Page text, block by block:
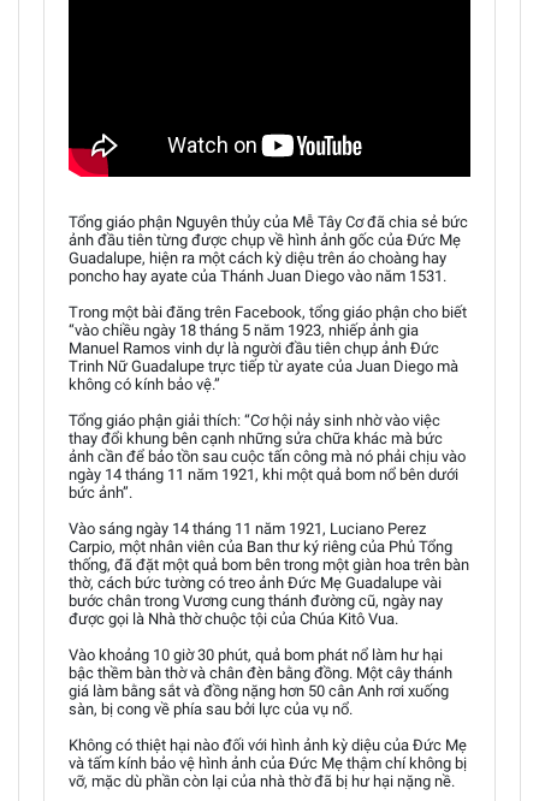
Tổng giáo phận Nguyên thủy của Mễ Tây Cơ đã chia sẻ bức
ảnh đầu tiên từng được chụp về hình ảnh gốc của Đức Mẹ
Guadalupe, hiện ra một cách kỳ diệu trên áo choàng hay
poncho hay ayate của Thánh Juan Diego vào năm 1531.
Trong một bài đăng trên Facebook, tổng giáo phận cho biết
“vào chiều ngày 18 tháng 5 năm 1923, nhiếp ảnh gia
Manuel Ramos vinh dự là người đầu tiên chụp ảnh Đức
Trinh Nữ Guadalupe trực tiếp từ ayate của Juan Diego mà
không có kính bảo vệ.”
Tổng giáo phận giải thích: “Cơ hội nảy sinh nhờ vào việc
thay đổi khung bên cạnh những sửa chữa khác mà bức
ảnh cần để bảo tồn sau cuộc tấn công mà nó phải chịu vào
ngày 14 tháng 11 năm 1921, khi một quả bom nổ bên dưới
bức ảnh”.
Vào sáng ngày 14 tháng 11 năm 1921, Luciano Perez
Carpio, một nhân viên của Ban thư ký riêng của Phủ Tổng
thống, đã đặt một quả bom bên trong một giàn hoa trên bàn
thờ, cách bức tường có treo ảnh Đức Mẹ Guadalupe vài
bước chân trong Vương cung thánh đường cũ, ngày nay
được gọi là Nhà thờ chuộc tội của Chúa Kitô Vua.
Vào khoảng 10 giờ 30 phút, quả bom phát nổ làm hư hại
bậc thềm bàn thờ và chân đèn bằng đồng. Một cây thánh
giá làm bằng sắt và đồng nặng hơn 50 cân Anh rơi xuống
sàn, bị cong về phía sau bởi lực của vụ nổ.
Không có thiệt hại nào đối với hình ảnh kỳ diệu của Đức Mẹ
và tấm kính bảo vệ hình ảnh của Đức Mẹ thậm chí không bị
vỡ, mặc dù phần còn lại của nhà thờ đã bị hư hại nặng nề.